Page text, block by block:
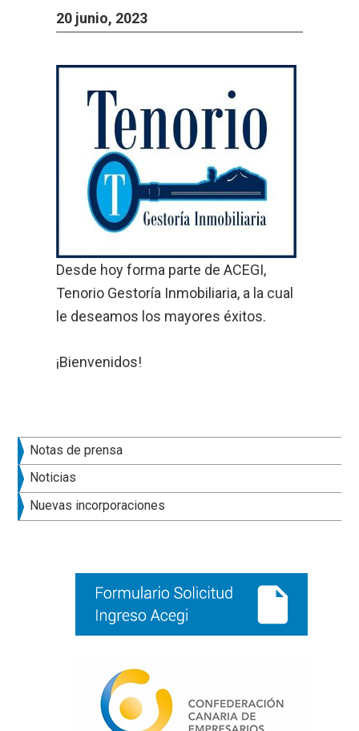
20 junio, 2023
Desde hoy forma parte de ACEGI,
Tenorio Gestoría Inmobiliaria, a la cual
le deseamos los mayores éxitos.
¡Bienvenidos!
Barra
lateral
principal
Notas de prensa
Noticias
Nuevas incorporaciones